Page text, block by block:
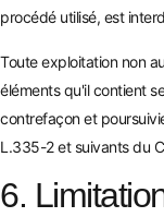
procédé utilisé, est
Toute exploitation non
éléments qu'il contient
contrefaçon et
L.335-2 et suivants du
6.